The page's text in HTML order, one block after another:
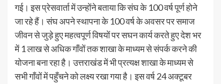
गई। इस प्रेसवार्ता में उन्होंने बताया कि संघ के 100 वर्ष पूर्ण होने
जा रहे हैं। संघ अपने स्थापना के 100 वर्ष के अवसर पर समाज
जीवन से जुड़े हुए महत्वपूर्ण विषयों पर सघन कार्य करते हुए देश भर
में 1 लाख से अधिक गाँवों तक शाखा के माध्यम से संपर्क करने की
योजना बना रहा है। उत्तराखंड में भी प्रत्यक्ष शाखा के माध्यम से
सभी गाँवों में पहुँचने को लक्ष्य रखा गया है। इस वर्ष 24 अक्टूबर